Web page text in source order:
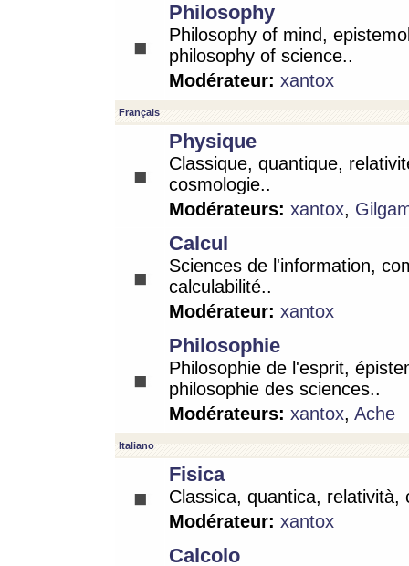
Philosophy
Philosophy of mind,
philosophy of science..
Modérateur: xantox
Français
Physique
Classique, quantique,
cosmologie..
Modérateurs: xantox,
Calcul
Sciences de l'information,
calculabilité..
Modérateur: xantox
Philosophie
Philosophie de l'esprit,
philosophie des sciences..
Modérateurs: xantox, Ache
Italiano
Fisica
Classica, quantica, relatività,
Modérateur: xantox
Calcolo